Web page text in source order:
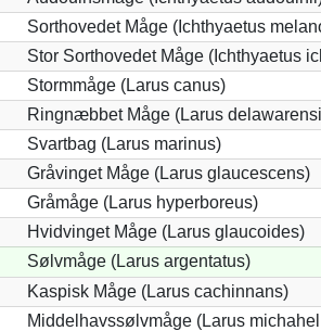
Sorthovedet Måge (Ichthyaetus
Stor Sorthovedet Måge (Ichthyaetus
Stormmåge (Larus canus)
Ringnæbbet Måge (Larus
Svartbag (Larus marinus)
Gråvinget Måge (Larus glaucescens)
Gråmåge (Larus hyperboreus)
Hvidvinget Måge (Larus glaucoides)
Sølvmåge (Larus argentatus)
Kaspisk Måge (Larus cachinnans)
Middelhavssølvmåge (Larus